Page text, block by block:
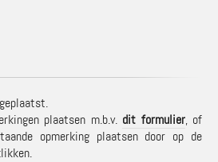
plaatsen m.b.v. dit formulier, of
opmerking plaatsen door op de